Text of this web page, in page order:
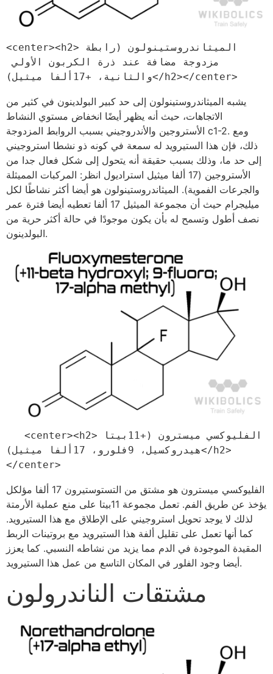
<center><h2>الميثاندروستينولون (رابطة
مزدوجة مضافة عند ذرة الكربون الأولي
والثانية، +17ألفا ميثيل)</h2></center>
يشبه الميثاندروستينولون إلى حد كبير البولدينون في كثير من
الاتجاهات، حيث أنه يظهر أيضًا انخفاض مستوي النشاط
الأستروجين والأندروجيني بسبب الروابط المزدوجة c1-2. ومع
ذلك، فإن هذا الستيرويد له سمعة في كونه ذو نشطا استروجيني
إلى حد ما، وذلك بسبب حقيقة أنه يتحول إلى شكل فعال جدا من
الأستروجين (17 ألفا ميثيل استراديول انظر: المركبات المميثلة
والجرعات الفموية). الميثاندروستينولون هو أيضا أكثر نشاطًا لكل
ميليجرام حيث أن مجموعة الميثيل 17 ألفا تعطيه أيضا فترة عمر
نصف أطول وتسمح له بأن يكون موجودًا في حالة أكثر حرية من
البولدينون.
هيدروكسيل، 9فلورو، 17ألفا ميثيل)</h2>
</center>
الفليوكسي ميسترون هو مشتق من التستوستيرون 17 ألفا مؤلكل
يؤخذ عن طريق الفم. تعمل مجموعة 11بيتا على منع عملية الأرمتة
لذلك لا يوجد تحويل استروجيني على الإطلاق مع هذا الستيرويد.
كما أنها تعمل على تقليل ألفة هذا الستيرويد مع بروتينات الربط
المقيدة الموجودة في الدم مما يزيد من نشاطه النسبي. كما يعزز
أيضا وجود الفلور في المكان التاسع من عمل هذا الستيرويد.
مشتقات الناندرولون